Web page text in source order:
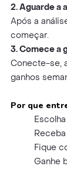
2. Aguarde a
Após a
começar.
3. Comece a
Conecte-se,
ganhos
Por que
Fique
Ganhe